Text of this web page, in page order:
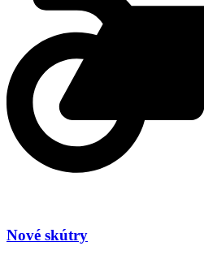
Nové skútry